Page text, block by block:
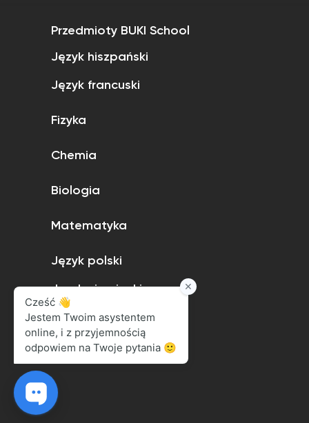
Przedmioty BUKI School
Język hiszpański
Język francuski
Fizyka
Chemia
Biologia
Matematyka
Język polski
Język niemiecki
Język angielski